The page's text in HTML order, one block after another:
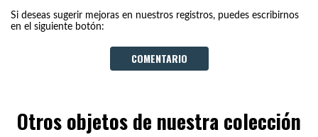
Si deseas sugerir mejoras en nuestros registros, puedes escribirnos
en el siguiente botón:
COMENTARIO
Otros objetos de nuestra colección